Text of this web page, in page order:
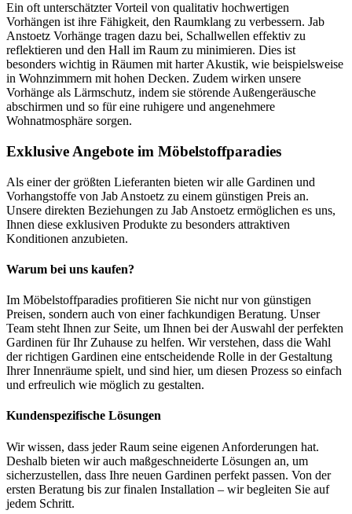
Ein oft unterschätzter Vorteil von qualitativ hochwertigen
Vorhängen ist ihre Fähigkeit, den Raumklang zu verbessern. Jab
Anstoetz Vorhänge tragen dazu bei, Schallwellen effektiv zu
reflektieren und den Hall im Raum zu minimieren. Dies ist
besonders wichtig in Räumen mit harter Akustik, wie beispielsweise
in Wohnzimmern mit hohen Decken. Zudem wirken unsere
Vorhänge als Lärmschutz, indem sie störende Außengeräusche
abschirmen und so für eine ruhigere und angenehmere
Wohnatmosphäre sorgen.
Exklusive Angebote im Möbelstoffparadies
Als einer der größten Lieferanten bieten wir alle Gardinen und
Vorhangstoffe von Jab Anstoetz zu einem günstigen Preis an.
Unsere direkten Beziehungen zu Jab Anstoetz ermöglichen es uns,
Ihnen diese exklusiven Produkte zu besonders attraktiven
Konditionen anzubieten.
Warum bei uns kaufen?
Im Möbelstoffparadies profitieren Sie nicht nur von günstigen
Preisen, sondern auch von einer fachkundigen Beratung. Unser
Team steht Ihnen zur Seite, um Ihnen bei der Auswahl der perfekten
Gardinen für Ihr Zuhause zu helfen. Wir verstehen, dass die Wahl
der richtigen Gardinen eine entscheidende Rolle in der Gestaltung
Ihrer Innenräume spielt, und sind hier, um diesen Prozess so einfach
und erfreulich wie möglich zu gestalten.
Kundenspezifische Lösungen
Wir wissen, dass jeder Raum seine eigenen Anforderungen hat.
Deshalb bieten wir auch maßgeschneiderte Lösungen an, um
sicherzustellen, dass Ihre neuen Gardinen perfekt passen. Von der
ersten Beratung bis zur finalen Installation – wir begleiten Sie auf
jedem Schritt.